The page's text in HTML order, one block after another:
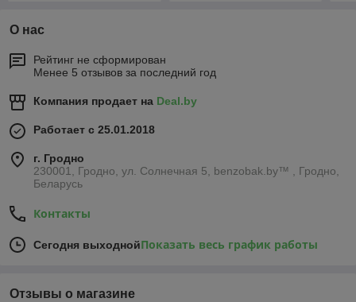
О нас
Рейтинг не сформирован
Менее 5 отзывов за последний год
Компания продает на Deal.by
Работает с 25.01.2018
г. Гродно
230001, Гродно, ул. Солнечная 5, benzobak.by™ , Гродно,
Беларусь
Контакты
Сегодня выходнойПоказать весь график работы
Отзывы о магазине